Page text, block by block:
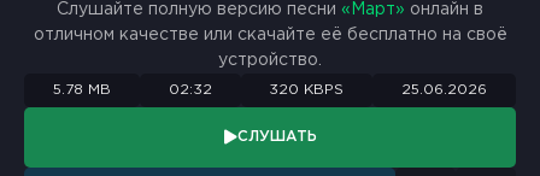
Слушайте полную версию песни «Март» онлайн в
отличном качестве или скачайте её бесплатно на своё
устройство.
5.78 MB 02:32 320 KBPS 25.06.2026
СЛУШАТЬ